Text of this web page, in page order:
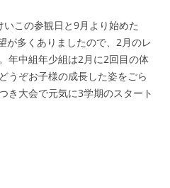
この参観日と9月より始めた
が多くありましたので、2月のレ
年中組年少組は2月に2回目の体
うぞお子様の成長した姿をごら
き大会で元気に3学期のスタート